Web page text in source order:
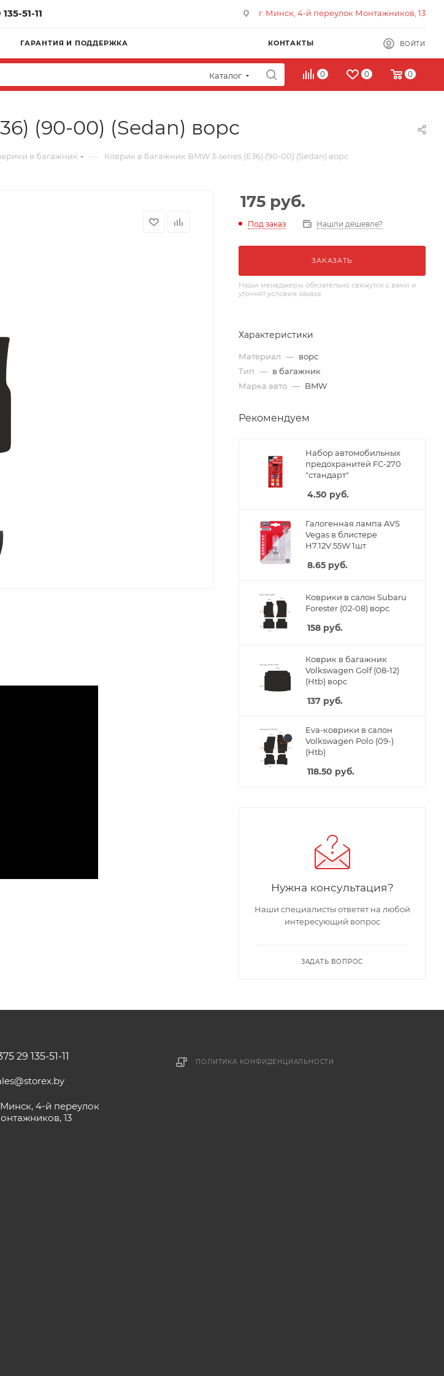
51-11 г. Минск, 4-й переулок Монтажников, 13
ГАРАНТИЯ И ПОДДЕРЖКА КОНТАКТЫ ВОЙТИ
Каталог 0 0 0
(90-00) (Sedan) ворс
в багажник — Коврик в багажник BMW 3-series (E36) (90-00) (Sedan) ворс
175 руб.
Под заказ Нашли дешевле?
ЗАКАЗАТЬ
Наши менеджеры обязательно свяжутся с вами и
уточнят условия заказа
Характеристики
Материал — ворс
Тип — в багажник
Марка авто — BMW
Рекомендуем
Набор автомобильных
предохранитей FC-270
"стандарт"
4.50 руб.
Галогенная лампа AVS
Vegas в блистере
H7.12V.55W 1шт
8.65 руб.
Коврики в салон Subaru
Forester (02-08) ворс
158 руб.
Коврик в багажник
Volkswagen Golf (08-12)
(Htb) ворс
137 руб.
Eva-коврики в салон
Volkswagen Polo (09-)
(Htb)
118.50 руб.
Нужна консультация?
Наши специалисты ответят на любой
интересующий вопрос
ЗАДАТЬ ВОПРОС
29 135-51-11
Минск, 4-й переулок
13
ПОЛИТИКА КОНФИДЕНЦИАЛЬНОСТИ